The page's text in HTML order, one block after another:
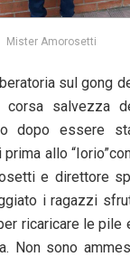
Mister Amorosetti
sul gong
corsa salvezza
dopo essere
allo
e direttore
i ragazzi
ricaricare le pile
Non sono